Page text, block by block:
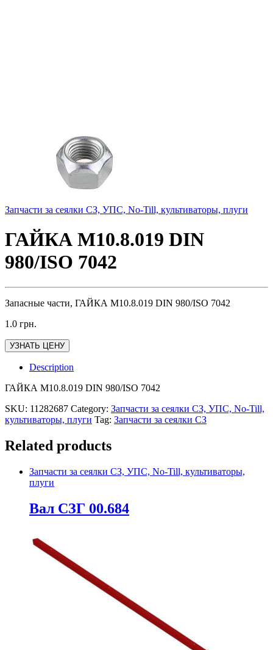
Запчасти за сеялки СЗ, УПС, No-Till, культиваторы, плуги
ГАЙКА М10.8.019 DIN
980/ISO 7042
Запасные части, ГАЙКА М10.8.019 DIN 980/ISO 7042
1.0 грн.
УЗНАТЬ ЦЕНУ
Description
ГАЙКА М10.8.019 DIN 980/ISO 7042
SKU: 11282687 Category: Запчасти за сеялки СЗ, УПС, No-Till,
культиваторы, плуги Tag: Запчасти за сеялки СЗ
Related products
Запчасти за сеялки СЗ, УПС, No-Till, культиваторы,
плуги
Вал СЗГ 00.684